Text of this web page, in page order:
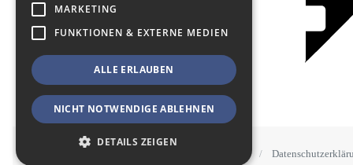
MARKETING
FUNKTIONEN & EXTERNE MEDIEN
ALLE ERLAUBEN
NICHT NOTWENDIGE ABLEHNEN
DETAILS ZEIGEN